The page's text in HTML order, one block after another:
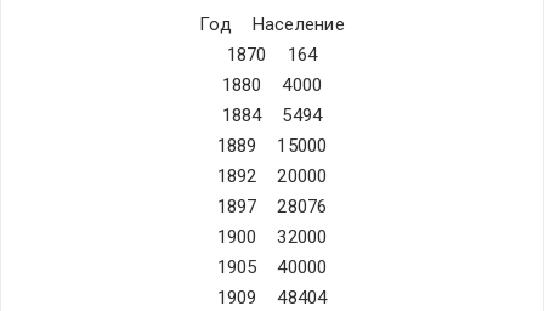
Год Население
1870 164
1880 4000
1884 5494
1889 15000
1892 20000
1897 28076
1900 32000
1905 40000
1909 48404